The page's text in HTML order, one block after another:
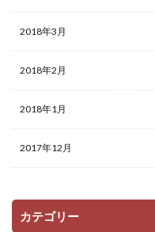
2018年3月
2018年2月
2018年1月
2017年12月
カテゴリー